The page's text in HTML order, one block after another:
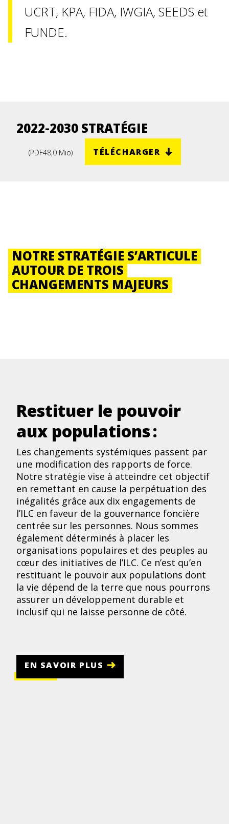
UCRT, KPA, FIDA, IWGIA, SEEDS et
FUNDE.
2022-2030 STRATÉGIE
(PDF48,0 Mio) TÉLÉCHARGER
NOTRE STRATÉGIE S’ARTICULE
AUTOUR DE TROIS
CHANGEMENTS MAJEURS
Restituer le pouvoir
aux populations :
Les changements systémiques passent par
une modification des rapports de force.
Notre stratégie vise à atteindre cet objectif
en remettant en cause la perpétuation des
inégalités grâce aux dix engagements de
l’ILC en faveur de la gouvernance foncière
centrée sur les personnes. Nous sommes
également déterminés à placer les
organisations populaires et des peuples au
cœur des initiatives de l’ILC. Ce n’est qu’en
restituant le pouvoir aux populations dont
la vie dépend de la terre que nous pourrons
assurer un développement durable et
inclusif qui ne laisse personne de côté.
EN SAVOIR PLUS